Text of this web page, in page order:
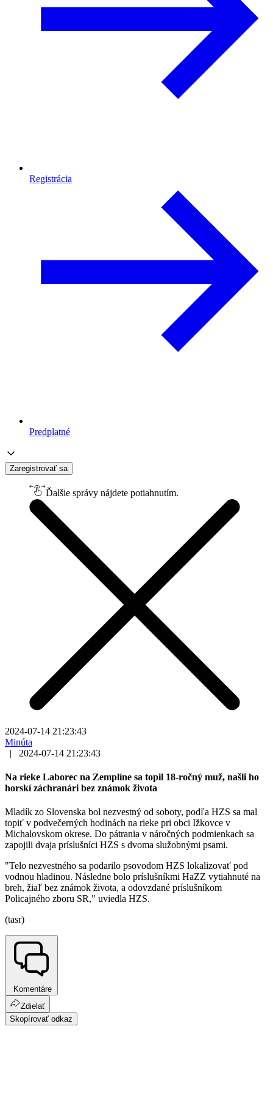
Registrácia
Predplatné
Zaregistrovať sa
Ďalšie správy nájdete potiahnutím.
2024-07-14 21:23:43
Minúta
|
2024-07-14 21:23:43
Na rieke Laborec na Zemplíne sa topil 18-ročný muž, našli ho
horskí záchranári bez známok života
Mladík zo Slovenska bol nezvestný od soboty, podľa HZS sa mal
topiť v podvečerných hodinách na rieke pri obci Ižkovce v
Michalovskom okrese. Do pátrania v náročných podmienkach sa
zapojili dvaja príslušníci HZS s dvoma služobnými psami.
"Telo nezvestného sa podarilo psovodom HZS lokalizovať pod
vodnou hladinou. Následne bolo príslušníkmi HaZZ vytiahnuté na
breh, žiaľ bez známok života, a odovzdané príslušníkom
Policajného zboru SR," uviedla HZS.
(tasr)
Komentáre
Zdielať
Skopírovať odkaz